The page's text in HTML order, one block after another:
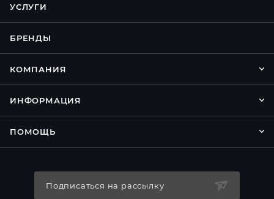
УСЛУГИ
БРЕНДЫ
КОМПАНИЯ
ИНФОРМАЦИЯ
ПОМОЩЬ
Подписаться на рассылку